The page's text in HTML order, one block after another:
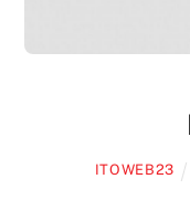
ITOWEB23